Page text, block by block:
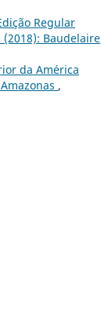
Regular
(2018): Baudelaire
da América
,